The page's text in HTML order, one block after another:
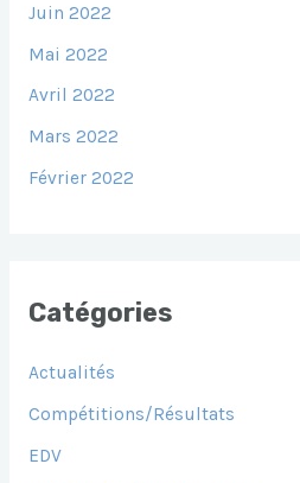
Juin 2022
Mai 2022
Avril 2022
Mars 2022
Février 2022
Catégories
Actualités
Compétitions/Résultats
EDV